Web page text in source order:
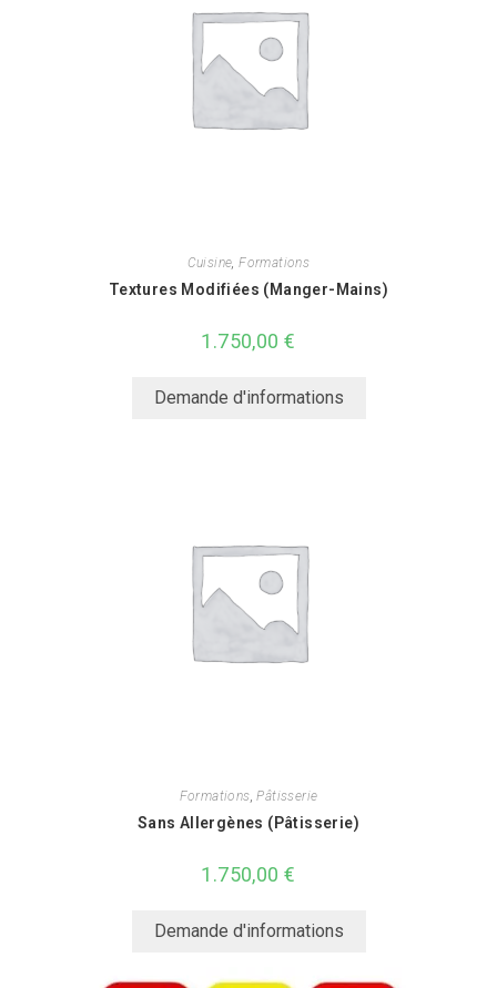
Cuisine,Formations
Textures Modifiées (Manger-Mains)
1.750,00€
Demande d'informations
Formations ,Pâtisserie
Sans Allergènes (Pâtisserie)
1.750,00€
Demande d'informations